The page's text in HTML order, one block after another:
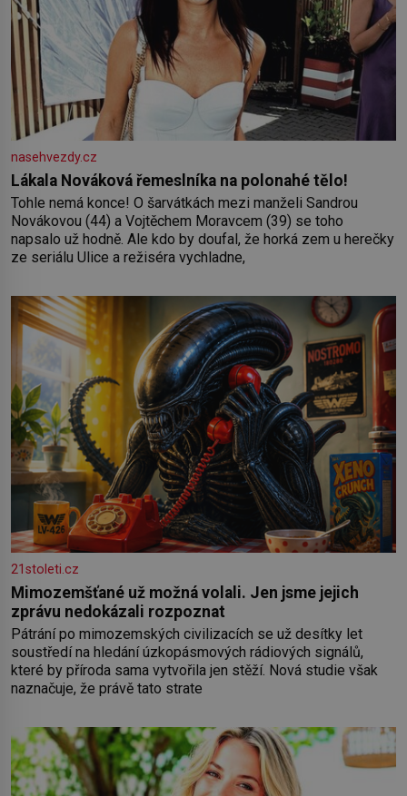
nasehvezdy.cz
Lákala Nováková řemeslníka na polonahé tělo!
Tohle nemá konce! O šarvátkách mezi manželi Sandrou
Novákovou (44) a Vojtěchem Moravcem (39) se toho
napsalo už hodně. Ale kdo by doufal, že horká zem u herečky
ze seriálu Ulice a režiséra vychladne,
21stoleti.cz
Mimozemšťané už možná volali. Jen jsme jejich
zprávu nedokázali rozpoznat
Pátrání po mimozemských civilizacích se už desítky let
soustředí na hledání úzkopásmových rádiových signálů,
které by příroda sama vytvořila jen stěží. Nová studie však
naznačuje, že právě tato strate